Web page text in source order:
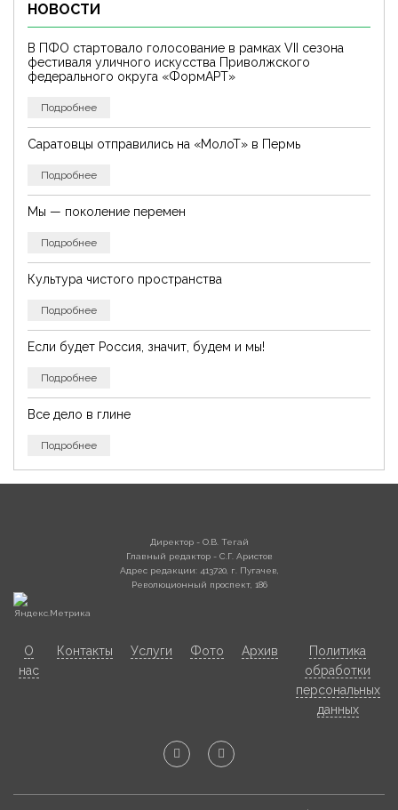
НОВОСТИ
В ПФО стартовало голосование в рамках VII сезона
фестиваля уличного искусства Приволжского
федерального округа «ФормАРТ»
Подробнее
Саратовцы отправились на «МолоТ» в Пермь
Подробнее
Мы — поколение перемен
Подробнее
Культура чистого пространства
Подробнее
Если будет Россия, значит, будем и мы!
Подробнее
Все дело в глине
Подробнее
Директор - О.В. Тегай
Главный редактор - С.Г. Аристов
Адрес редакции: 413720, г. Пугачев,
Революционный проспект, 186
О
нас
Контакты Услуги Фото Архив
Политика
обработки
персональных
данных